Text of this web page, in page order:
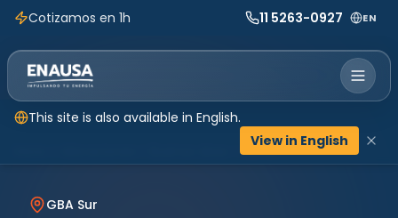
This site is also available in English.
View in English
Cotizamos en 1h 11 5263-0927 EN
Lanús
GBA Sur